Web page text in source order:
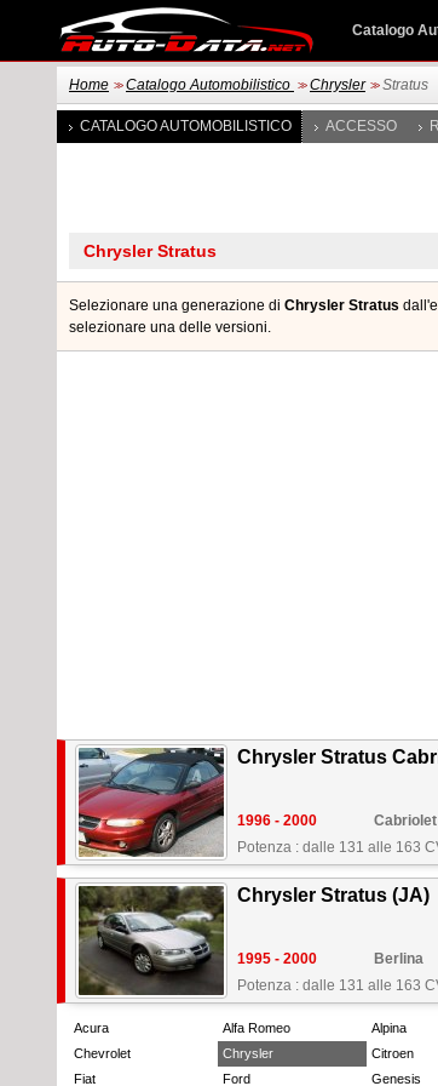
Catalogo
Home >> Catalogo Automobilistico >> Chrysler >> Stratus
CATALOGO AUTOMOBILISTICO ACCESSO
Selezionare una generazione di Chrysler Stratus
selezionare una delle versioni.
Chrysler Stratus
1996 - 2000
Cabriolet
Potenza : dalle 131 alle 163
Chrysler Stratus (JA)
1995 - 2000
Berlina
Potenza : dalle 131 alle 163
Acura Alfa Romeo Alpina
Chevrolet
Chrysler Citroen
Fiat
Ford Genesis